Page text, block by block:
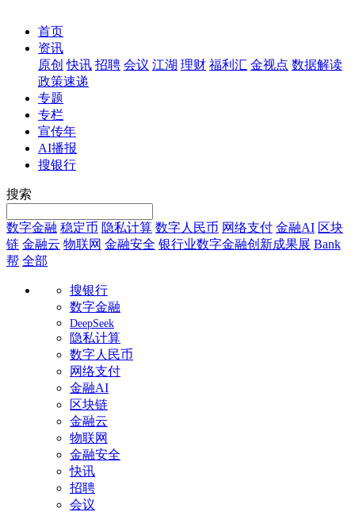
首页
资讯
原创 快讯 招聘 会议 江湖 理财 福利汇 金视点 数据解读
政策速递
专题
专栏
宣传年
AI播报
搜银行
搜索
数字金融 稳定币 隐私计算 数字人民币 网络支付 金融AI 区块
链 金融云 物联网 金融安全 银行业数字金融创新成果展 Bank
帮 全部
搜银行
数字金融
DeepSeek
隐私计算
数字人民币
网络支付
金融AI
区块链
金融云
物联网
金融安全
快讯
招聘
会议